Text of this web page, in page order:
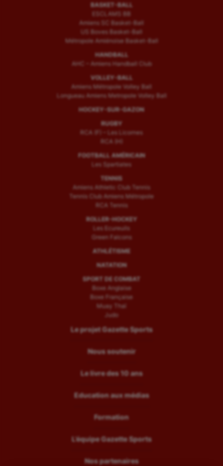
BASKET-BALL
ESCLAMS BB
Amiens SC Basket-Ball
US Boves Basket-Ball
Métropole Amiénoise Basket-Ball
HANDBALL
AHC – Amiens Handball Club
VOLLEY-BALL
Amiens Métropole Volley Ball
Longueau Amiens Metropole Volley Ball
HOCKEY-SUR-GAZON
RUGBY
RCA (F) – Les Licornes
RCA (H)
FOOTBALL AMÉRICAIN
Les Spartiates
TENNIS
Amiens Athletic Club Tennis
Tennis Club Amiens Métropole
RCA Tennis
ROLLER-HOCKEY
Les Ecureuils
Green Falcons
ATHLÉTISME
NATATION
SPORT DE COMBAT
Boxe Anglaise
Boxe Française
Muay Thaï
Judo
Le projet Gazette Sports
Nous soutenir
Le livre des 10 ans
Education aux médias
Formation
L’équipe Gazette Sports
Nos partenaires